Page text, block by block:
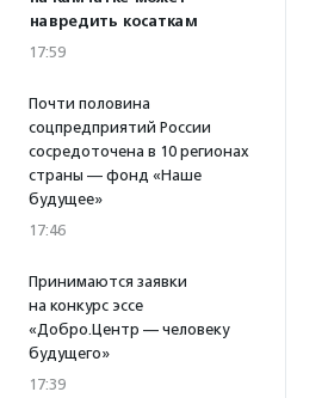
навредить косаткам
17:59
Почти половина
соцпредприятий России
сосредоточена в 10 регионах
страны — фонд «Наше
будущее»
17:46
Принимаются заявки
на конкурс эссе
«Добро.Центр — человеку
будущего»
17:39